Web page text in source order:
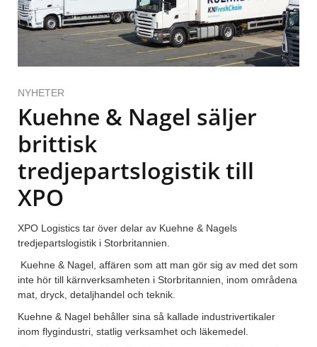
NYHETER
Kuehne & Nagel säljer
brittisk
tredjepartslogistik till
XPO
XPO Logistics tar över delar av Kuehne & Nagels
tredjepartslogistik i Storbritannien.
Kuehne & Nagel, affären som att man gör sig av med det som
inte hör till kärnverksamheten i Storbritannien, inom områdena
mat, dryck, detaljhandel och teknik.
Kuehne & Nagel behåller sina så kallade industrivertikaler
inom flygindustri, statlig verksamhet och läkemedel.